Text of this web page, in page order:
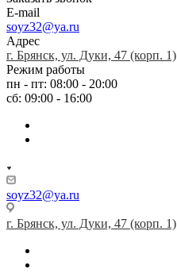
E-mail
soyz32@ya.ru
Адрес
г. Брянск, ул. Дуки, 47 (корп. 1)
Режим работы
пн - пт: 08:00 - 20:00
сб: 09:00 - 16:00
soyz32@ya.ru
г. Брянск, ул. Дуки, 47 (корп. 1)